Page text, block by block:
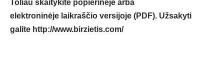
Toliau skaitykite popierinėje arba
elektroninėje laikraščio versijoje (PDF). Užsakyti
galite http://www.birzietis.com/